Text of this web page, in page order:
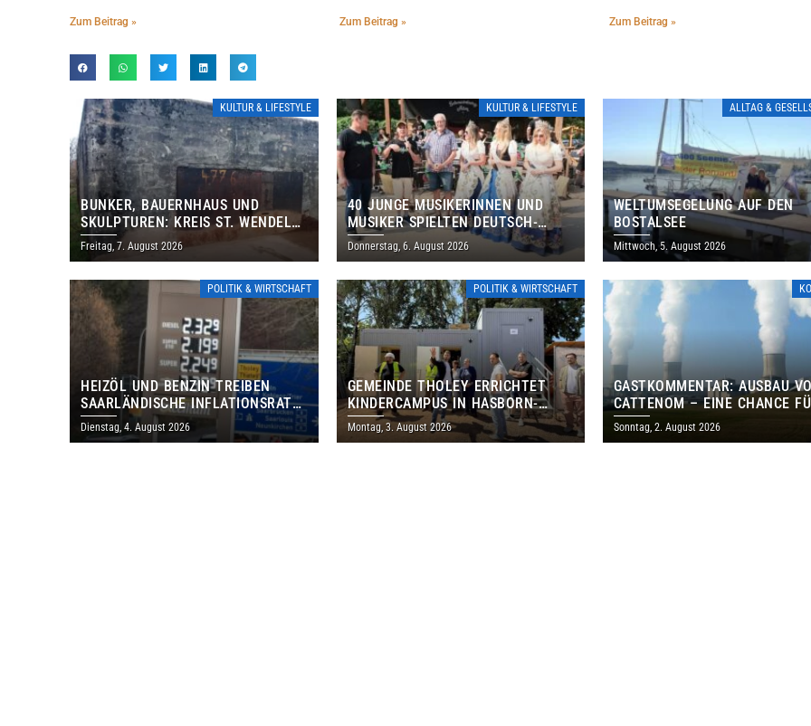
Zum Beitrag » Zum Beitrag » Zum Beitrag »
KULTUR & LIFESTYLE
BUNKER, BAUERNHAUS UND
SKULPTUREN: KREIS ST. WENDEL
LÄDT ZUM TAG DES OFFENEN
DENKMALS EIN
Freitag, 7. August 2026
KULTUR & LIFESTYLE
40 JUNGE MUSIKERINNEN UND
MUSIKER SPIELTEN DEUTSCH-
BRASILIANISCHES PROGRAMM IN
THOLEY
Donnerstag, 6. August 2026
ALLTAG &
WELTUMSEGELUNG AUF DEN
BOSTALSEE
Mittwoch, 5. August 2026
POLITIK & WIRTSCHAFT
HEIZÖL UND BENZIN TREIBEN
SAARLÄNDISCHE INFLATIONSRATE
IM JULI AUF 3,2 PROZENT
Dienstag, 4. August 2026
POLITIK & WIRTSCHAFT
GEMEINDE THOLEY ERRICHTET
KINDERCAMPUS IN HASBORN-
DAUTWEILER FÜR RUND 8,5 BIS 9
MILLIONEN EURO
Montag, 3. August 2026
GASTKOMMENTAR: AUSBAU
CATTENOM – EINE CHANCE
LOTHRINGEN UND DAS
Sonntag, 2. August 2026